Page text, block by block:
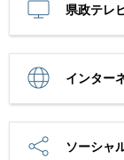
県政テレ
インター
ソーシャ